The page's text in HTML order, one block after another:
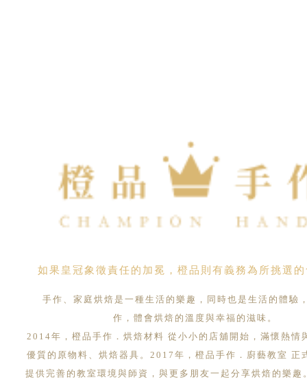
如果皇冠象徵責任的加冕，橙品則有義務為所挑選
手作、家庭烘焙是一種生活的樂趣，同時也是生活的體驗
作，體會烘焙的溫度與幸福的滋味。
2014年，橙品手作．烘焙材料 從小小的店舖開始，滿懷熱情
優質的原物料、烘焙器具。2017年，橙品手作．廚藝教室 正
提供完善的教室環境與師資，與更多朋友一起分享烘焙的樂趣